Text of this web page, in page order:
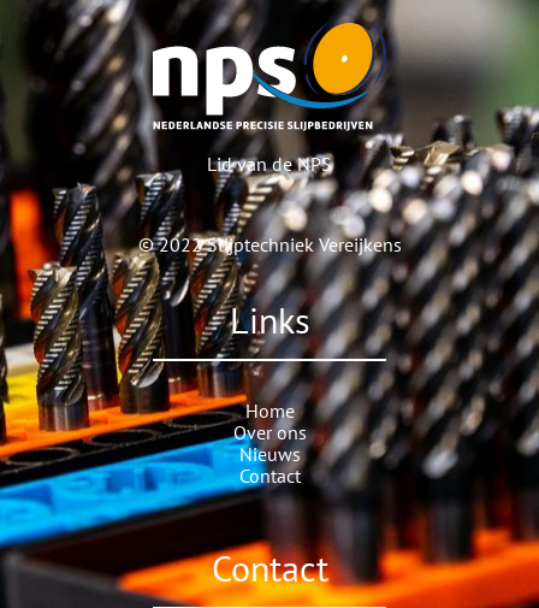
Lid van de NPS
© 2022Slijptechniek Vereijkens
Links
Home
Over ons
Nieuws
Contact
Contact